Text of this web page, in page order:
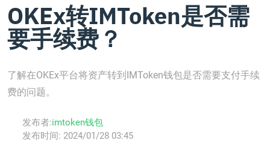
OKEx转IMToken是否需
要手续费？
了解在OKEx平台将资产转到IMToken钱包是否需要支付手续
费的问题。
发布者:imtoken钱包
发布时间: 2024/01/28 03:45